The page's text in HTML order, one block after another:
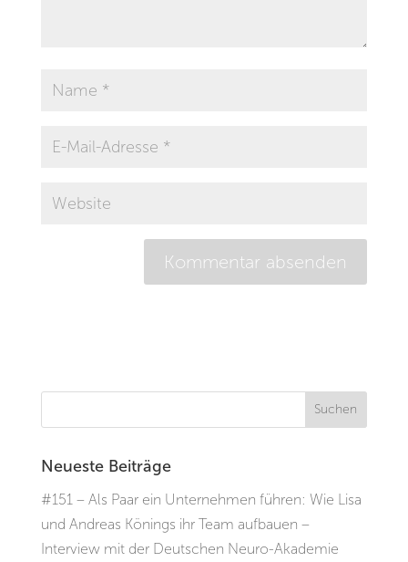
Neueste Beiträge
#151 – Als Paar ein Unternehmen führen: Wie Lisa
und Andreas Könings ihr Team aufbauen –
Interview mit der Deutschen Neuro-Akademie